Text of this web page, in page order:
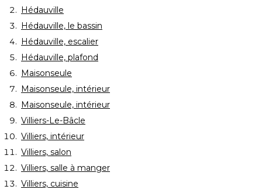
Hédauville
Hédauville, le bassin
Hédauville, escalier
Hédauville, plafond
Maisonseule
Maisonseule, intérieur
Maisonseule, intérieur
Villiers-Le-Bâcle
Villiers, intérieur
Villiers, salon
Villiers, salle à manger
Villiers, cuisine